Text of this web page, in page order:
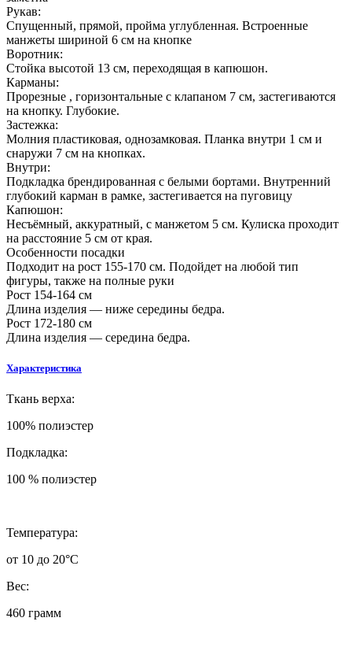
Рукав:
Спущенный, прямой, пройма углубленная. Встроенные
манжеты шириной 6 см на кнопке
Воротник:
Стойка высотой 13 см, переходящая в капюшон.
Карманы:
Прорезные , горизонтальные с клапаном 7 см, застегиваются
на кнопку. Глубокие.
Застежка:
Молния пластиковая, однозамковая. Планка внутри 1 см и
снаружи 7 см на кнопках.
Внутри:
Подкладка брендированная с белыми бортами. Внутренний
глубокий карман в рамке, застегивается на пуговицу
Капюшон:
Несъёмный, аккуратный, с манжетом 5 см. Кулиска проходит
на расстояние 5 см от края.
Особенности посадки
Подходит на рост 155-170 см. Подойдет на любой тип
фигуры, также на полные руки
Рост 154-164 см
Длина изделия — ниже середины бедра.
Рост 172-180 см
Длина изделия — середина бедра.
Характеристика
Ткань верха:
100% полиэстер
Подкладка:
100 % полиэстер
Температура:
от 10 до 20°C
Вес:
460 грамм